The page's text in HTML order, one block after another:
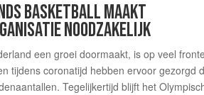
BASKETBALL MAAKT
NOODZAKELIJK
een groei doormaakt, is op veel
tijdens coronatijd hebben ervoor
Tegelijkertijd blijft het